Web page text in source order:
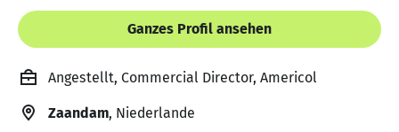
Ganzes Profil ansehen
Angestellt, Commercial Director, Americol
Zaandam, Niederlande